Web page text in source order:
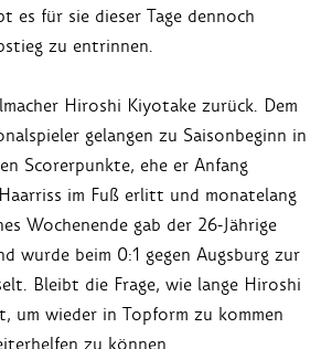
es für sie dieser Tage dennoch
zu entrinnen.
Hiroshi Kiyotake zurück. Dem
gelangen zu Saisonbeginn in
Scorerpunkte, ehe er Anfang
im Fuß erlitt und monatelang
Wochenende gab der 26-Jährige
wurde beim 0:1 gegen Augsburg zur
Bleibt die Frage, wie lange Hiroshi
um wieder in Topform zu kommen
zu können.